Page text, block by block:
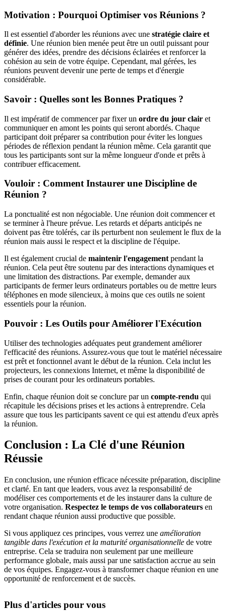
Motivation : Pourquoi Optimiser vos Réunions ?
Il est essentiel d'aborder les réunions avec une stratégie claire et
définie. Une réunion bien menée peut être un outil puissant pour
générer des idées, prendre des décisions éclairées et renforcer la
cohésion au sein de votre équipe. Cependant, mal gérées, les
réunions peuvent devenir une perte de temps et d'énergie
considérable.
Savoir : Quelles sont les Bonnes Pratiques ?
Il est impératif de commencer par fixer un ordre du jour clair et
communiquer en amont les points qui seront abordés. Chaque
participant doit préparer sa contribution pour éviter les longues
périodes de réflexion pendant la réunion même. Cela garantit que
tous les participants sont sur la même longueur d'onde et prêts à
contribuer efficacement.
Vouloir : Comment Instaurer une Discipline de
Réunion ?
La ponctualité est non négociable. Une réunion doit commencer et
se terminer à l'heure prévue. Les retards et départs anticipés ne
doivent pas être tolérés, car ils perturbent non seulement le flux de la
réunion mais aussi le respect et la discipline de l'équipe.
Il est également crucial de maintenir l'engagement pendant la
réunion. Cela peut être soutenu par des interactions dynamiques et
une limitation des distractions. Par exemple, demander aux
participants de fermer leurs ordinateurs portables ou de mettre leurs
téléphones en mode silencieux, à moins que ces outils ne soient
essentiels pour la réunion.
Pouvoir : Les Outils pour Améliorer l'Exécution
Utiliser des technologies adéquates peut grandement améliorer
l'efficacité des réunions. Assurez-vous que tout le matériel nécessaire
est prêt et fonctionnel avant le début de la réunion. Cela inclut les
projecteurs, les connexions Internet, et même la disponibilité de
prises de courant pour les ordinateurs portables.
Enfin, chaque réunion doit se conclure par un compte-rendu qui
récapitule les décisions prises et les actions à entreprendre. Cela
assure que tous les participants savent ce qui est attendu d'eux après
la réunion.
Conclusion : La Clé d'une Réunion
Réussie
En conclusion, une réunion efficace nécessite préparation, discipline
et clarté. En tant que leaders, vous avez la responsabilité de
modéliser ces comportements et de les instaurer dans la culture de
votre organisation. Respectez le temps de vos collaborateurs en
rendant chaque réunion aussi productive que possible.
Si vous appliquez ces principes, vous verrez une amélioration
tangible dans l'exécution et la maturité organisationnelle de votre
entreprise. Cela se traduira non seulement par une meilleure
performance globale, mais aussi par une satisfaction accrue au sein
de vos équipes. Engagez-vous à transformer chaque réunion en une
opportunité de renforcement et de succès.
Plus d'articles pour vous